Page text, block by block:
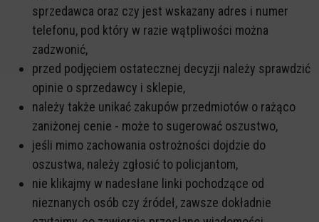
sprzedawca oraz czy jest wskazany adres i numer
telefonu, pod który w razie wątpliwości można
zadzwonić,
przed podjęciem ostatecznej decyzji należy sprawdzić
opinie o sprzedawcy i sklepie,
należy także unikać zakupów przedmiotów o rażąco
zaniżonej cenie - może to sugerować oszustwo,
jeśli mimo zachowania ostrożności dojdzie do
oszustwa, należy zgłosić to policjantom,
nie klikajmy w nadesłane linki pochodzące od
nieznanych osób czy źródeł, zawsze dokładnie